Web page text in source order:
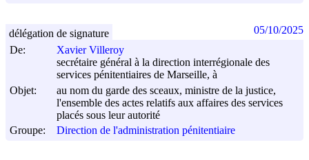
De:
Xavier Villeroy
secrétaire général à la direction interrégionale des
services pénitentiaires de Marseille, à
Objet:
au nom du garde des sceaux, ministre de la justice,
l'ensemble des actes relatifs aux affaires des services
placés sous leur autorité
Groupe:
Direction de l'administration pénitentiaire
délégation de signature 05/10/2025